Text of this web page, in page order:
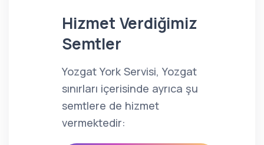
Hizmet Verdiğimiz
Semtler
Yozgat York Servisi, Yozgat
sınırları içerisinde ayrıca şu
semtlere de hizmet
vermektedir: